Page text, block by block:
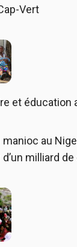
Vert
et éducation
manioc au
d’un milliard